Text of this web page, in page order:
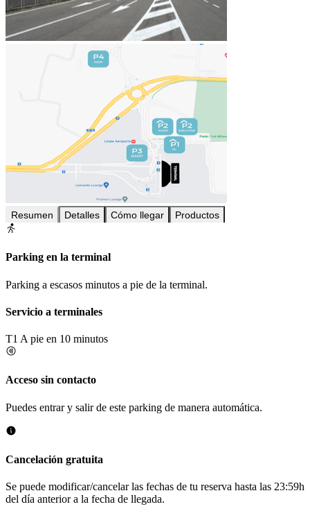
Resumen Detalles Cómo llegar Productos
Parking en la terminal
Parking a escasos minutos a pie de la terminal.
Servicio a terminales
T1 A pie en 10 minutos
Acceso sin contacto
Puedes entrar y salir de este parking de manera automática.
Cancelación gratuita
Se puede modificar/cancelar las fechas de tu reserva hasta las 23:59h
del día anterior a la fecha de llegada.